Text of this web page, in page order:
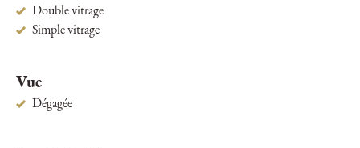
Double vitrage
Simple vitrage
Vue
Dégagée